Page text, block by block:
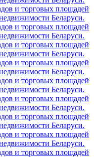
и торговых площадей
Беларуси.
и торговых площадей
Беларуси.
и торговых площадей
Беларуси.
и торговых площадей
Беларуси.
и торговых площадей
Беларуси.
и торговых площадей
Беларуси.
и торговых площадей
Беларуси.
и торговых площадей
Беларуси.
и торговых площадей